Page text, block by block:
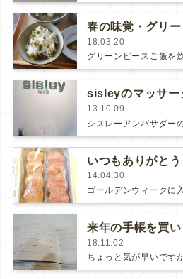
春の味覚・グリ
18.03.20
sisleyのマッサ
13.10.09
いつもありがと
14.04.30
来年の手帳を買
18.11.02